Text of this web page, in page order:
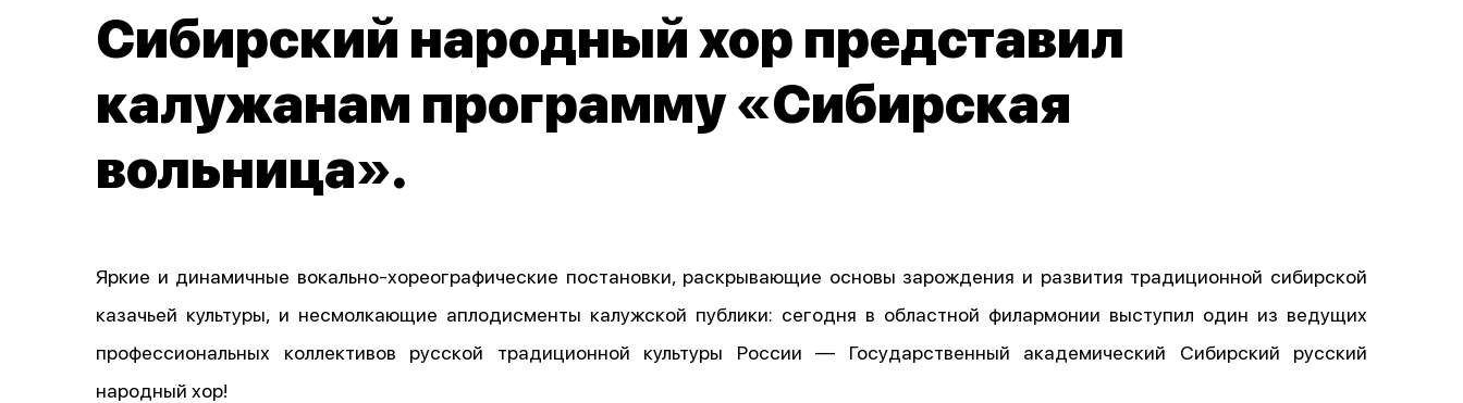
Сибирский народный хор представил
калужанам программу «Сибирская
вольница».
Яркие и динамичные вокально-хореографические постановки, раскрывающие основы зарождения и развития традиционной сибирской
казачьей культуры, и несмолкающие аплодисменты калужской публики: сегодня в областной филармонии выступил один из ведущих
профессиональных коллективов русской традиционной культуры России — Государственный академический Сибирский русский
народный хор!